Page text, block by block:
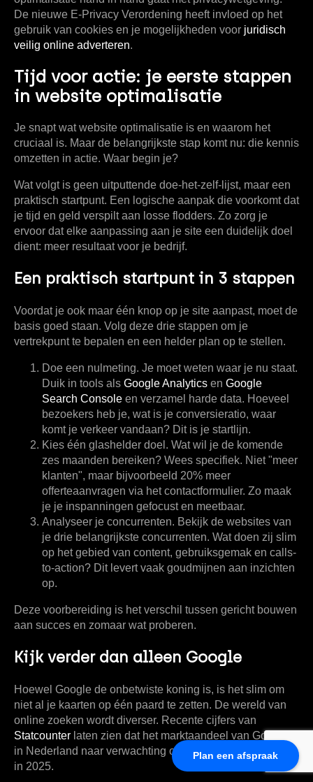
Plan een afspraak
De nieuwe E-Privacy Verordening heeft invloed op het
gebruik van cookies en je mogelijkheden voor juridisch
veilig online adverteren.
Tijd voor actie: je eerste stappen
in website optimalisatie
Je snapt wat website optimalisatie is en waarom het
cruciaal is. Maar de belangrijkste stap komt nu: die kennis
omzetten in actie. Waar begin je?
Wat volgt is geen uitputtende doe-het-zelf-lijst, maar een
praktisch startpunt. Een logische aanpak die voorkomt dat
je tijd en geld verspilt aan losse flodders. Zo zorg je
ervoor dat elke aanpassing aan je site een duidelijk doel
dient: meer resultaat voor je bedrijf.
Een praktisch startpunt in 3 stappen
Voordat je ook maar één knop op je site aanpast, moet de
basis goed staan. Volg deze drie stappen om je
vertrekpunt te bepalen en een helder plan op te stellen.
Doe een nulmeting. Je moet weten waar je nu staat.
Duik in tools als Google Analytics en Google
Search Console en verzamel harde data. Hoeveel
bezoekers heb je, wat is je conversieratio, waar
komt je verkeer vandaan? Dit is je startlijn.
Kies één glashelder doel. Wat wil je de komende
zes maanden bereiken? Wees specifiek. Niet "meer
klanten", maar bijvoorbeeld 20% meer
offerteaanvragen via het contactformulier. Zo maak
je je inspanningen gefocust en meetbaar.
Analyseer je concurrenten. Bekijk de websites van
je drie belangrijkste concurrenten. Wat doen zij slim
op het gebied van content, gebruiksgemak en calls-
to-action? Dit levert vaak goudmijnen aan inzichten
op.
Deze voorbereiding is het verschil tussen gericht bouwen
aan succes en zomaar wat proberen.
Kijk verder dan alleen Google
Hoewel Google de onbetwiste koning is, is het slim om
niet al je kaarten op één paard te zetten. De wereld van
online zoeken wordt diverser. Recente cijfers van
Statcounter laten zien dat het marktaandeel van Google
in Nederland naar verwachting onder de
zal duiken
in 2025.